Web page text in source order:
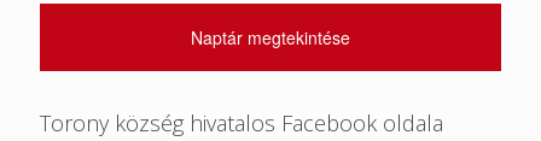
Naptár megtekintése
Torony község hivatalos Facebook oldala